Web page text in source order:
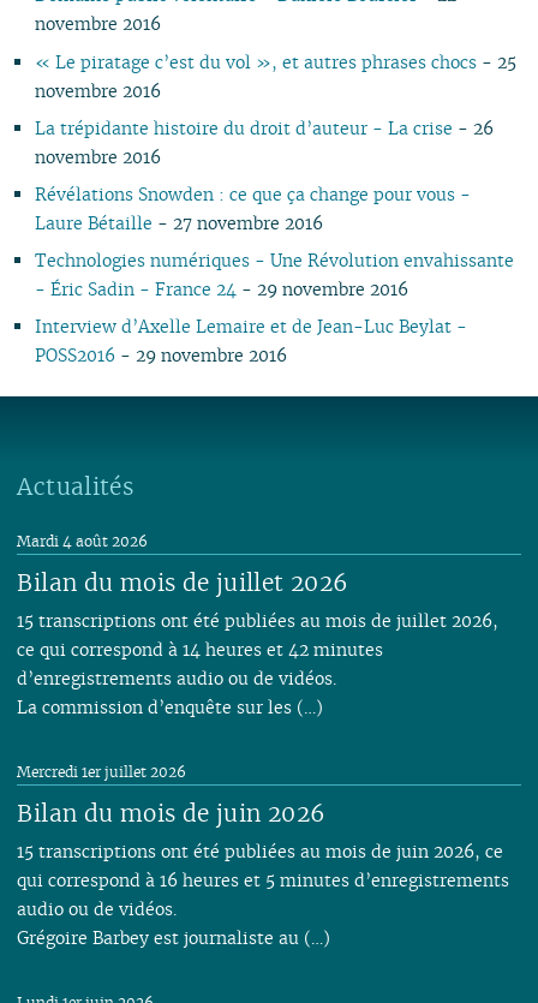
01
02
01
novembre 2016
« Le piratage c’est du vol », et autres phrases chocs- 25
novembre 2016
La trépidante histoire du droit d’auteur - La crise - 26
novembre 2016
Révélations Snowden : ce que ça change pour vous -
Laure Bétaille - 27 novembre 2016
Technologies numériques - Une Révolution envahissante
- Éric Sadin - France 24- 29 novembre 2016
Interview d’Axelle Lemaire et de Jean-Luc Beylat -
POSS2016 - 29 novembre 2016
Actualités
Bilan du mois de juillet 2026
Mardi 4 août 2026
15 transcriptions ont été publiées au mois de juillet 2026,
ce qui correspond à 14 heures et 42 minutes
d’enregistrements audio ou de vidéos.
La commission d’enquête sur les (…)
Bilan du mois de juin 2026
Mercredi 1er juillet 2026
15 transcriptions ont été publiées au mois de juin 2026, ce
qui correspond à 16 heures et 5 minutes d’enregistrements
audio ou de vidéos.
Grégoire Barbey est journaliste au (…)